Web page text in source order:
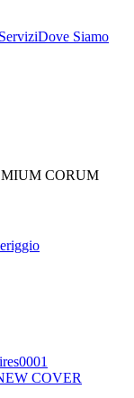
ServiziDove Siamo
CORUM
COVER